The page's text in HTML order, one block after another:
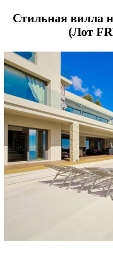
Стильная вилла
(Лот